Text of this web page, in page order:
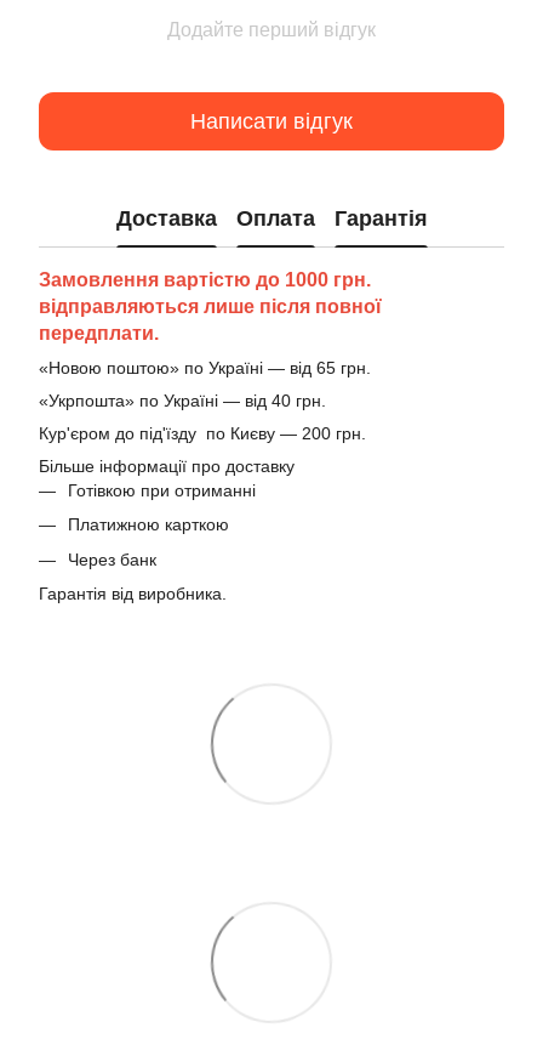
Додайте перший відгук
Написати відгук
Доставка Оплата Гарантія
Замовлення вартістю до 1000 грн.
відправляються лише після повної
передплати.
«Новою поштою» по Україні — від 65 грн.
«Укрпошта» по Україні — від 40 грн.
Кур'єром до під'їзду по Києву — 200 грн.
Більше інформації про доставку
Готівкою при отриманні
Платижною карткою
Через банк
Гарантія від виробника.